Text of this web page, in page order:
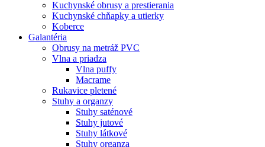
Kuchynské obrusy a prestierania
Kuchynské chňapky a utierky
Koberce
Galantéria
Obrusy na metráž PVC
Vlna a priadza
Vlna puffy
Macrame
Rukavice pletené
Stuhy a organzy
Stuhy saténové
Stuhy jutové
Stuhy látkové
Stuhy organza